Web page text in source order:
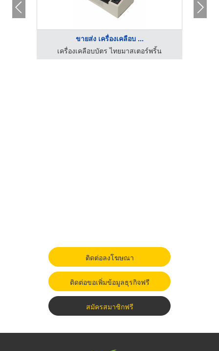
ขายส่ง เครื่องเคลือบ ...
เครื่องเคลือบบัตร ไทยมาสเตอร์พริ้น
ติดต่อลงโฆษณา
ติดต่อขอเพิ่มข้อมูลธุรกิจฟรี
สมัครสมาชิกฟรี